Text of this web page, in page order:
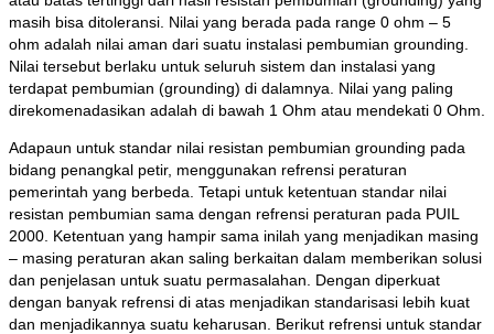
masih bisa ditoleransi. Nilai yang berada pada range 0 ohm – 5
ohm adalah nilai aman dari suatu instalasi pembumian grounding.
Nilai tersebut berlaku untuk seluruh sistem dan instalasi yang
terdapat pembumian (grounding) di dalamnya. Nilai yang paling
direkomenadasikan adalah di bawah 1 Ohm atau mendekati 0 Ohm.
Adapaun untuk standar nilai resistan pembumian grounding pada
bidang penangkal petir, menggunakan refrensi peraturan
pemerintah yang berbeda. Tetapi untuk ketentuan standar nilai
resistan pembumian sama dengan refrensi peraturan pada PUIL
2000. Ketentuan yang hampir sama inilah yang menjadikan masing
– masing peraturan akan saling berkaitan dalam memberikan solusi
dan penjelasan untuk suatu permasalahan. Dengan diperkuat
dengan banyak refrensi di atas menjadikan standarisasi lebih kuat
dan menjadikannya suatu keharusan. Berikut refrensi untuk standar